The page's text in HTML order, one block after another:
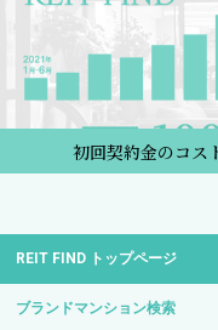
初回契約金のコス
REIT FIND トップページ
ブランドマンション検索